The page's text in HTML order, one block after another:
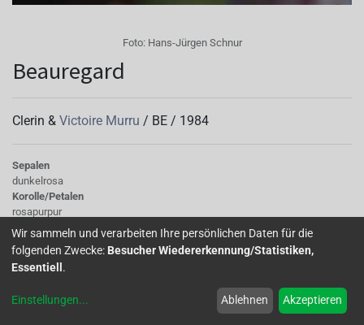
Foto: Hans-Jürgen Schnur
Beauregard
Clerin & Victoire Murru / BE / 1984
Sepalen
dunkelrosa
Korolle/Petalen
rosapurpur
Knospe/Blüte
gefüllt, gross
Wuchs
stehend
Wir sammeln und verarbeiten Ihre persönlichen Daten für die
folgenden Zwecke: Besucher Wiedererkennung/Statistiken,
Essentiell .
Einstellungen... Ablehnen Akzeptieren